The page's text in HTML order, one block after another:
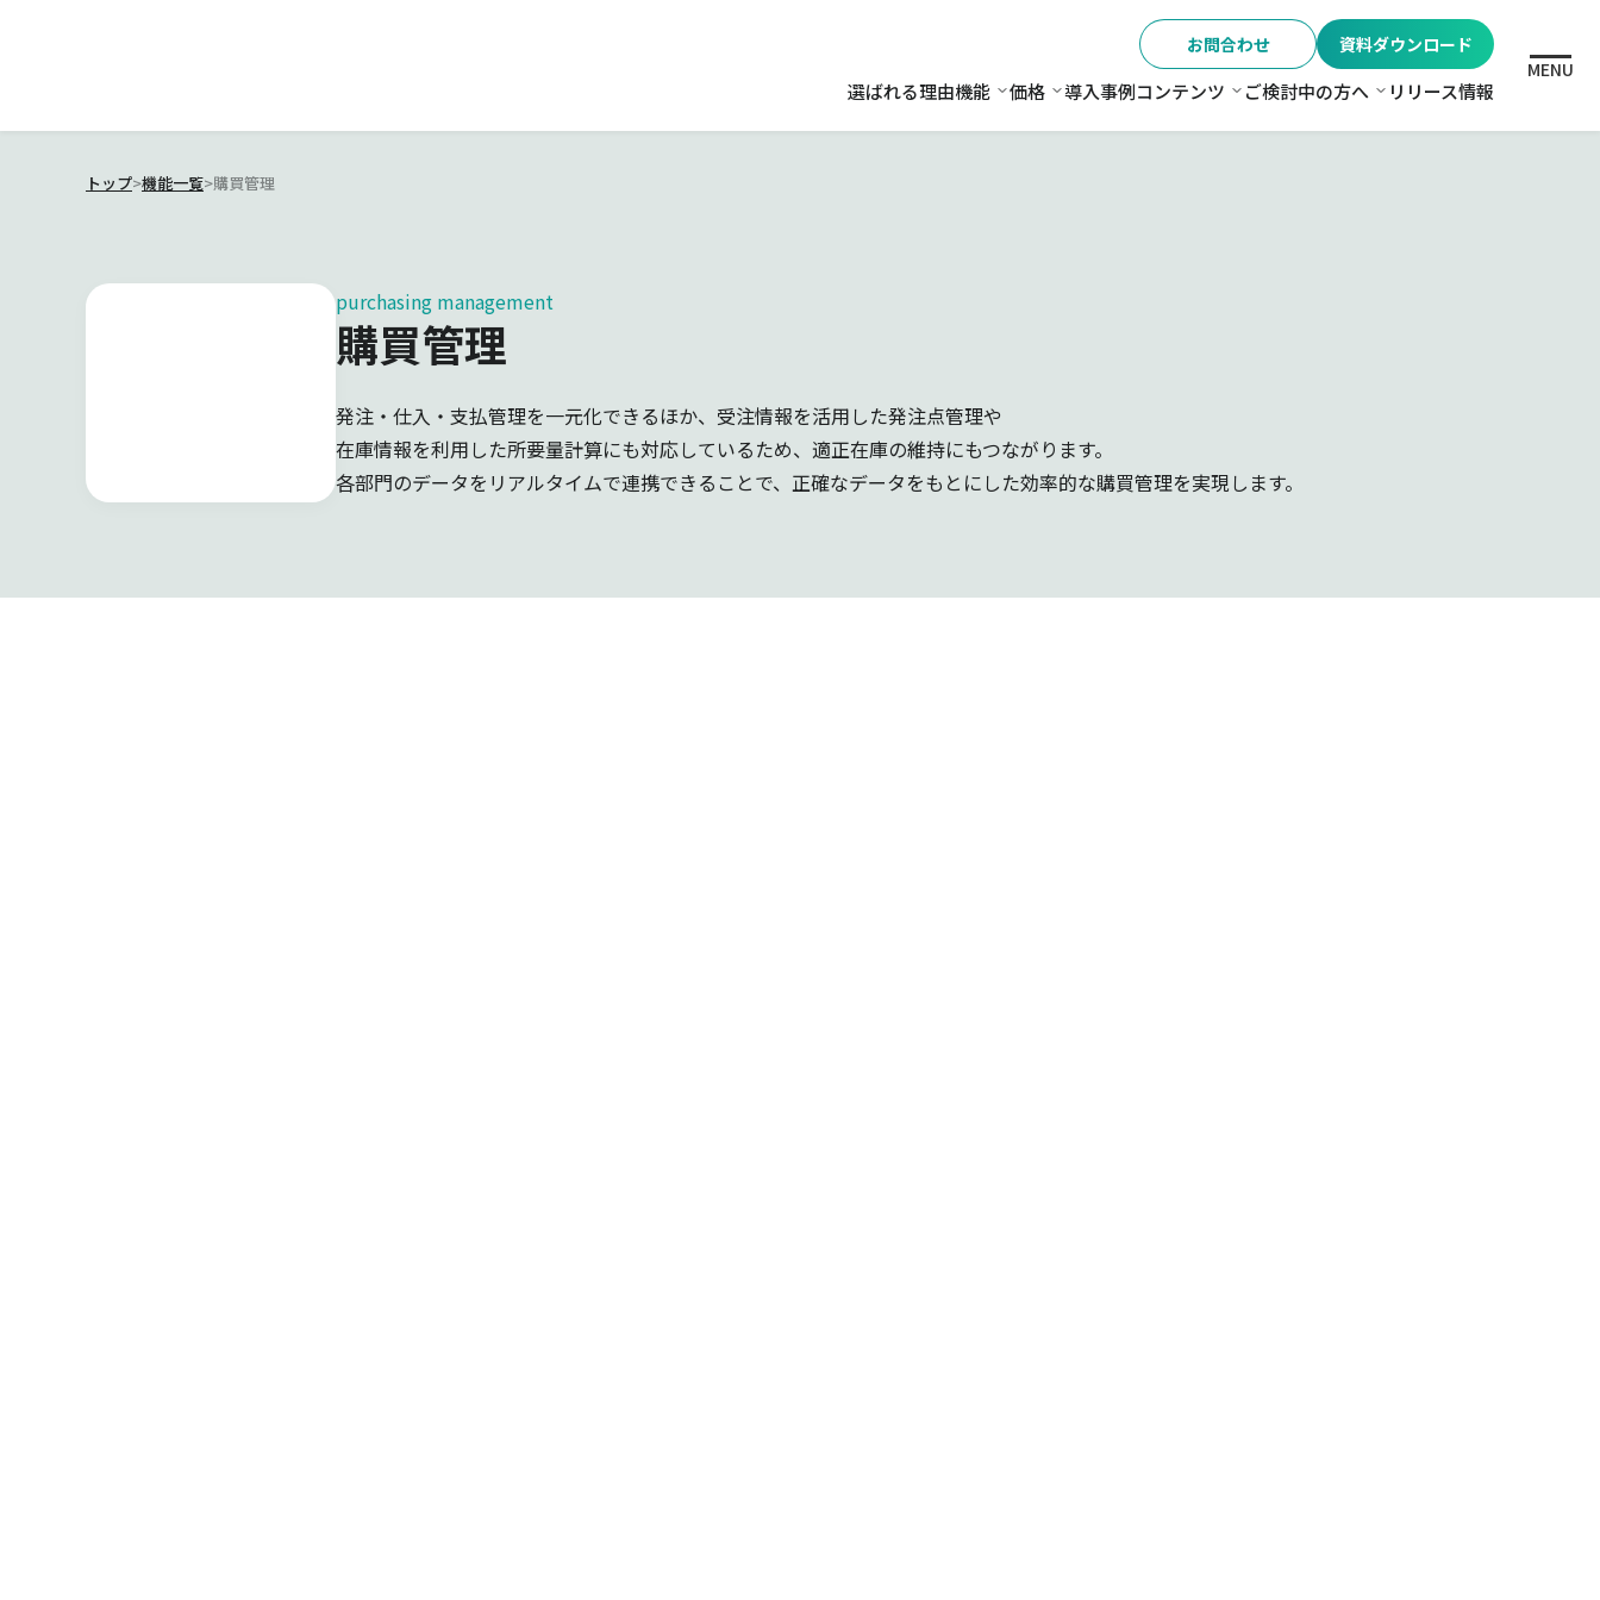
お問合わせ 資料ダウンロード
選ばれる理由機能 機能
価格 価格
導入事例コンテンツ コンテンツ
ご検討中の方へ ご検討中の方へ
リリース情報
MENU
トップ>機能一覧>購買管理
purchasing management
購買管理
発注・仕入・支払管理を一元化できるほか、受注情報を活用した発注点管理や
在庫情報を利用した所要量計算にも対応しているため、適正在庫の維持にもつながります。
各部門のデータをリアルタイムで連携できることで、正確なデータをもとにした効率的な購買管理を実現します。